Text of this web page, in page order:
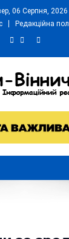
06 Серпня, 2026
Редакційна